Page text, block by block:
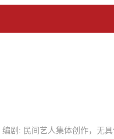
剧: 民间艺人集体创作，无